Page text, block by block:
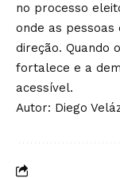
no processo
onde as pessoas
direção. Quando
fortalece e a
acessível.
Autor: Diego